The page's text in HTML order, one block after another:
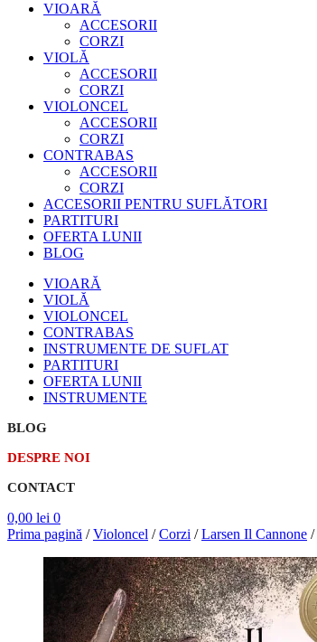
VIOARĂ
ACCESORII
CORZI
VIOLĂ
ACCESORII
CORZI
VIOLONCEL
ACCESORII
CORZI
CONTRABAS
ACCESORII
CORZI
ACCESORII PENTRU SUFLĂTORI
PARTITURI
OFERTA LUNII
BLOG
VIOARĂ
VIOLĂ
VIOLONCEL
CONTRABAS
INSTRUMENTE DE SUFLAT
PARTITURI
OFERTA LUNII
INSTRUMENTE
BLOG
DESPRE NOI
CONTACT
0,00 lei 0
Prima pagină /Violoncel /Corzi /Larsen Il Cannone /